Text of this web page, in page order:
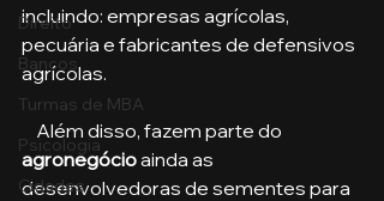
Direito
Bancos
Turmas de MBA
Psicologia
Cidades
incluindo: empresas agrícolas,
pecuária e fabricantes de defensivos
agrícolas.
    Além disso, fazem parte do
agronegócio ainda as
desenvolvedoras de sementes para